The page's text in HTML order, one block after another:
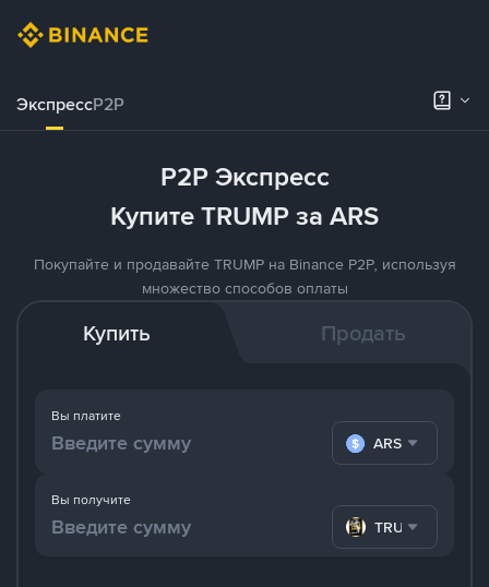
ЭкспрессP2P
P2P Экспресс
Купите TRUMP за ARS
Покупайте и продавайте TRUMP на Binance P2P, используя
множество способов оплаты
Купить Продать
Вы платите
ARS
Вы получите
TRUMP